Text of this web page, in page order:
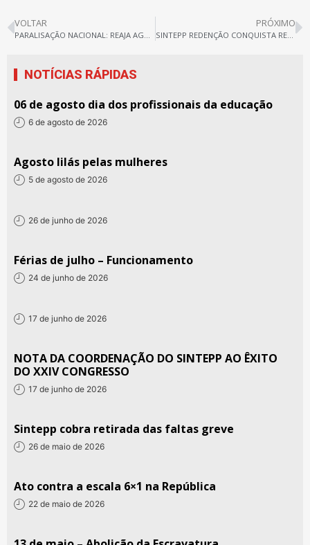
VOLTAR PRÓXIMO
SINTEPP REDENÇÃO CONQUISTA REAJUSTE SALARIAL 2019 de 4,17%
NOTÍCIAS RÁPIDAS
06 de agosto dia dos profissionais da educação
6 de agosto de 2026
Agosto lilás pelas mulheres
5 de agosto de 2026
26 de junho de 2026
Férias de julho – Funcionamento
24 de junho de 2026
17 de junho de 2026
NOTA DA COORDENAÇÃO DO SINTEPP AO ÊXITO
DO XXIV CONGRESSO
17 de junho de 2026
Sintepp cobra retirada das faltas greve
26 de maio de 2026
Ato contra a escala 6×1 na República
22 de maio de 2026